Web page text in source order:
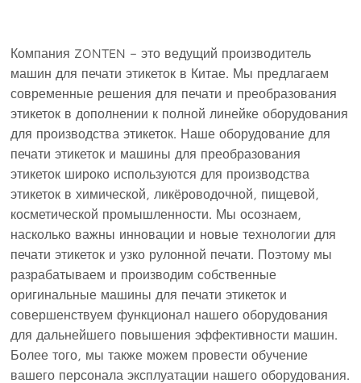
Компания ZONTEN – это ведущий производитель
машин для печати этикеток в Китае. Мы предлагаем
современные решения для печати и преобразования
этикеток в дополнении к полной линейке оборудования
для производства этикеток. Наше оборудование для
печати этикеток и машины для преобразования
этикеток широко используются для производства
этикеток в химической, ликёроводочной, пищевой,
косметической промышленности. Мы осознаем,
насколько важны инновации и новые технологии для
печати этикеток и узко рулонной печати. Поэтому мы
разрабатываем и производим собственные
оригинальные машины для печати этикеток и
совершенствуем функционал нашего оборудования
для дальнейшего повышения эффективности машин.
Более того, мы также можем провести обучение
вашего персонала эксплуатации нашего оборудования.